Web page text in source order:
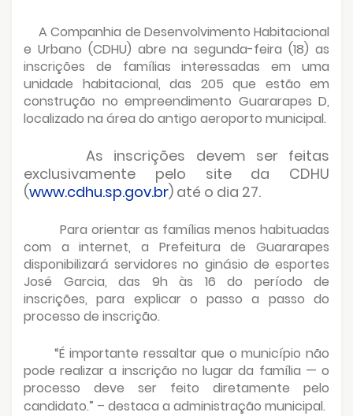
A Companhia de Desenvolvimento Habitacional
e Urbano (CDHU) abre na segunda-feira (18) as
inscrições de famílias interessadas em uma
unidade habitacional, das 205 que estão em
construção no empreendimento Guararapes D,
localizado na área do antigo aeroporto municipal.
As inscrições devem ser feitas
exclusivamente pelo site da CDHU
(www.cdhu.sp.gov.br) até o dia 27.
Para orientar as famílias menos habituadas
com a internet, a Prefeitura de Guararapes
disponibilizará servidores no ginásio de esportes
José Garcia, das 9h às 16 do período de
inscrições, para explicar o passo a passo do
processo de inscrição.
“É importante ressaltar que o município não
pode realizar a inscrição no lugar da família — o
processo deve ser feito diretamente pelo
candidato.” – destaca a administração municipal.